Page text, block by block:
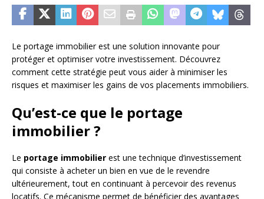
Le portage immobilier est une solution innovante pour
protéger et optimiser votre investissement. Découvrez
comment cette stratégie peut vous aider à minimiser les
risques et maximiser les gains de vos placements immobiliers.
Qu’est-ce que le portage
immobilier ?
Le portage immobilier est une technique d’investissement
qui consiste à acheter un bien en vue de le revendre
ultérieurement, tout en continuant à percevoir des revenus
locatifs. Ce mécanisme permet de bénéficier des avantages